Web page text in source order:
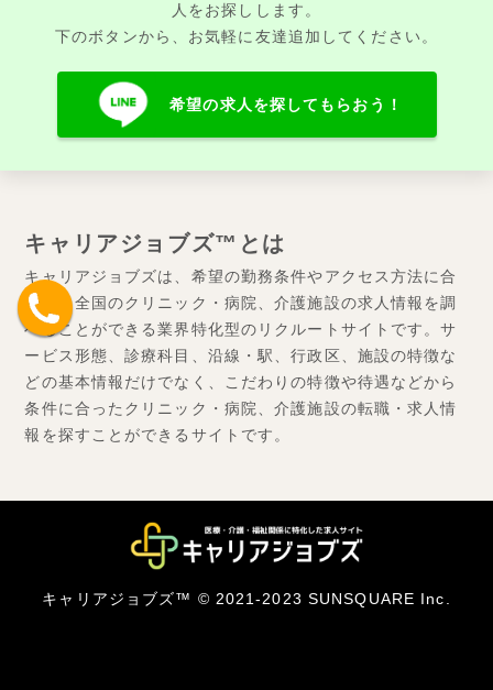
人をお探しします。
下のボタンから、お気軽に友達追加してください。
希望の求人を探してもらおう！
キャリアジョブズ™とは
キャリアジョブズは、希望の勤務条件やアクセス方法に合
わせ、全国のクリニック・病院、介護施設の求人情報を調
べることができる業界特化型のリクルートサイトです。サ
ービス形態、診療科目、沿線・駅、行政区、施設の特徴な
どの基本情報だけでなく、こだわりの特徴や待遇などから
条件に合ったクリニック・病院、介護施設の転職・求人情
報を探すことができるサイトです。
キャリアジョブズ™ © 2021-2023 SUNSQUARE Inc.